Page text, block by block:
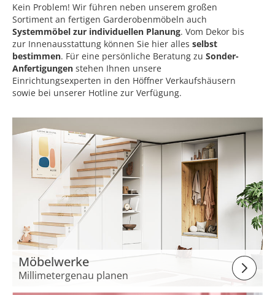
Kein Problem! Wir führen neben unserem großen
Sortiment an fertigen Garderobenmöbeln auch
Systemmöbel zur individuellen Planung. Vom Dekor bis
zur Innenausstattung können Sie hier alles selbst
bestimmen. Für eine persönliche Beratung zu Sonder-
Anfertigungen stehen Ihnen unsere
Einrichtungsexperten in den Höffner Verkaufshäusern
sowie bei unserer Hotline zur Verfügung.
Möbelwerke
Millimetergenau planen